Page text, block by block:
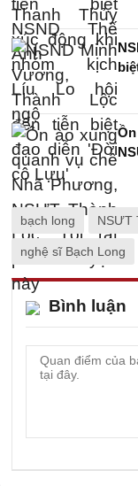
bạch long NSƯT
nghệ sĩ Bạch Long
Bình luận